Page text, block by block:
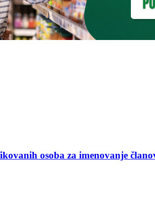
osoba za imenovanje